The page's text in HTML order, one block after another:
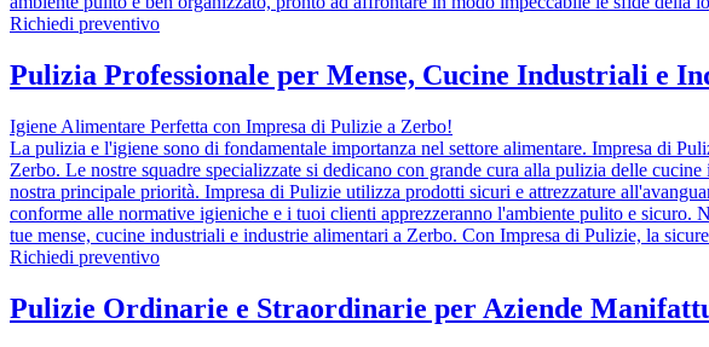
Richiedi preventivo
Pulizia Professionale per Mense, Cucine Industriali e
Igiene Alimentare Perfetta con Impresa di Pulizie a Zerbo!
La pulizia e l'igiene sono di fondamentale importanza nel settore alimentare. Impresa di
Zerbo. Le nostre squadre specializzate si dedicano con grande cura alla pulizia delle
nostra principale priorità. Impresa di Pulizie utilizza prodotti sicuri e attrezzature
conforme alle normative igieniche e i tuoi clienti apprezzeranno l'ambiente pulito e sicuro.
tue mense, cucine industriali e industrie alimentari a Zerbo. Con Impresa di Pulizie, la
Richiedi preventivo
Pulizie Ordinarie e Straordinarie per Aziende